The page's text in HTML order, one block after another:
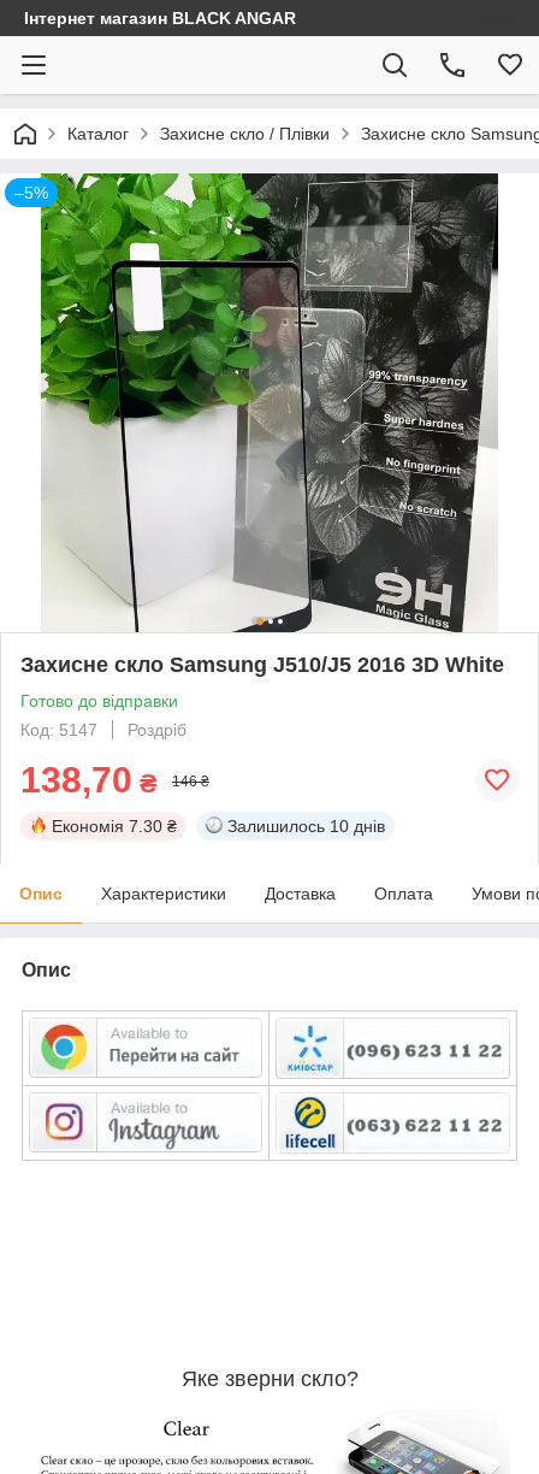
Інтернет магазин BLACK ANGAR
Каталог Захисне скло / Плівки Захисне скло
–5%
Захисне скло Samsung J510/J5 2016 3D White
Готово до відправки
Код: 5147
Роздріб
138,70 ₴ 146 ₴
Економія 7.30 ₴ Залишилось 10 днів
Опис Характеристики Доставка Оплата Умови
Опис
Яке зверни скло?